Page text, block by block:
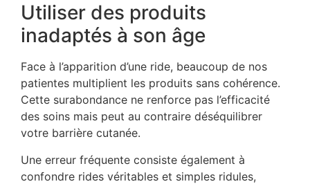
Utiliser des produits
inadaptés à son âge
Face à l’apparition d’une ride, beaucoup de nos
patientes multiplient les produits sans cohérence.
Cette surabondance ne renforce pas l’efficacité
des soins mais peut au contraire déséquilibrer
votre barrière cutanée.
Une erreur fréquente consiste également à
confondre rides véritables et simples ridules,